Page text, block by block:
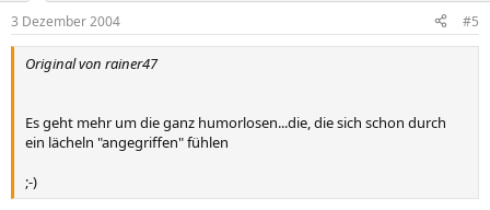
3 Dezember 2004 #5
Original von rainer47
Es geht mehr um die ganz humorlosen...die, die sich schon durch
ein lächeln "angegriffen" fühlen
;-)